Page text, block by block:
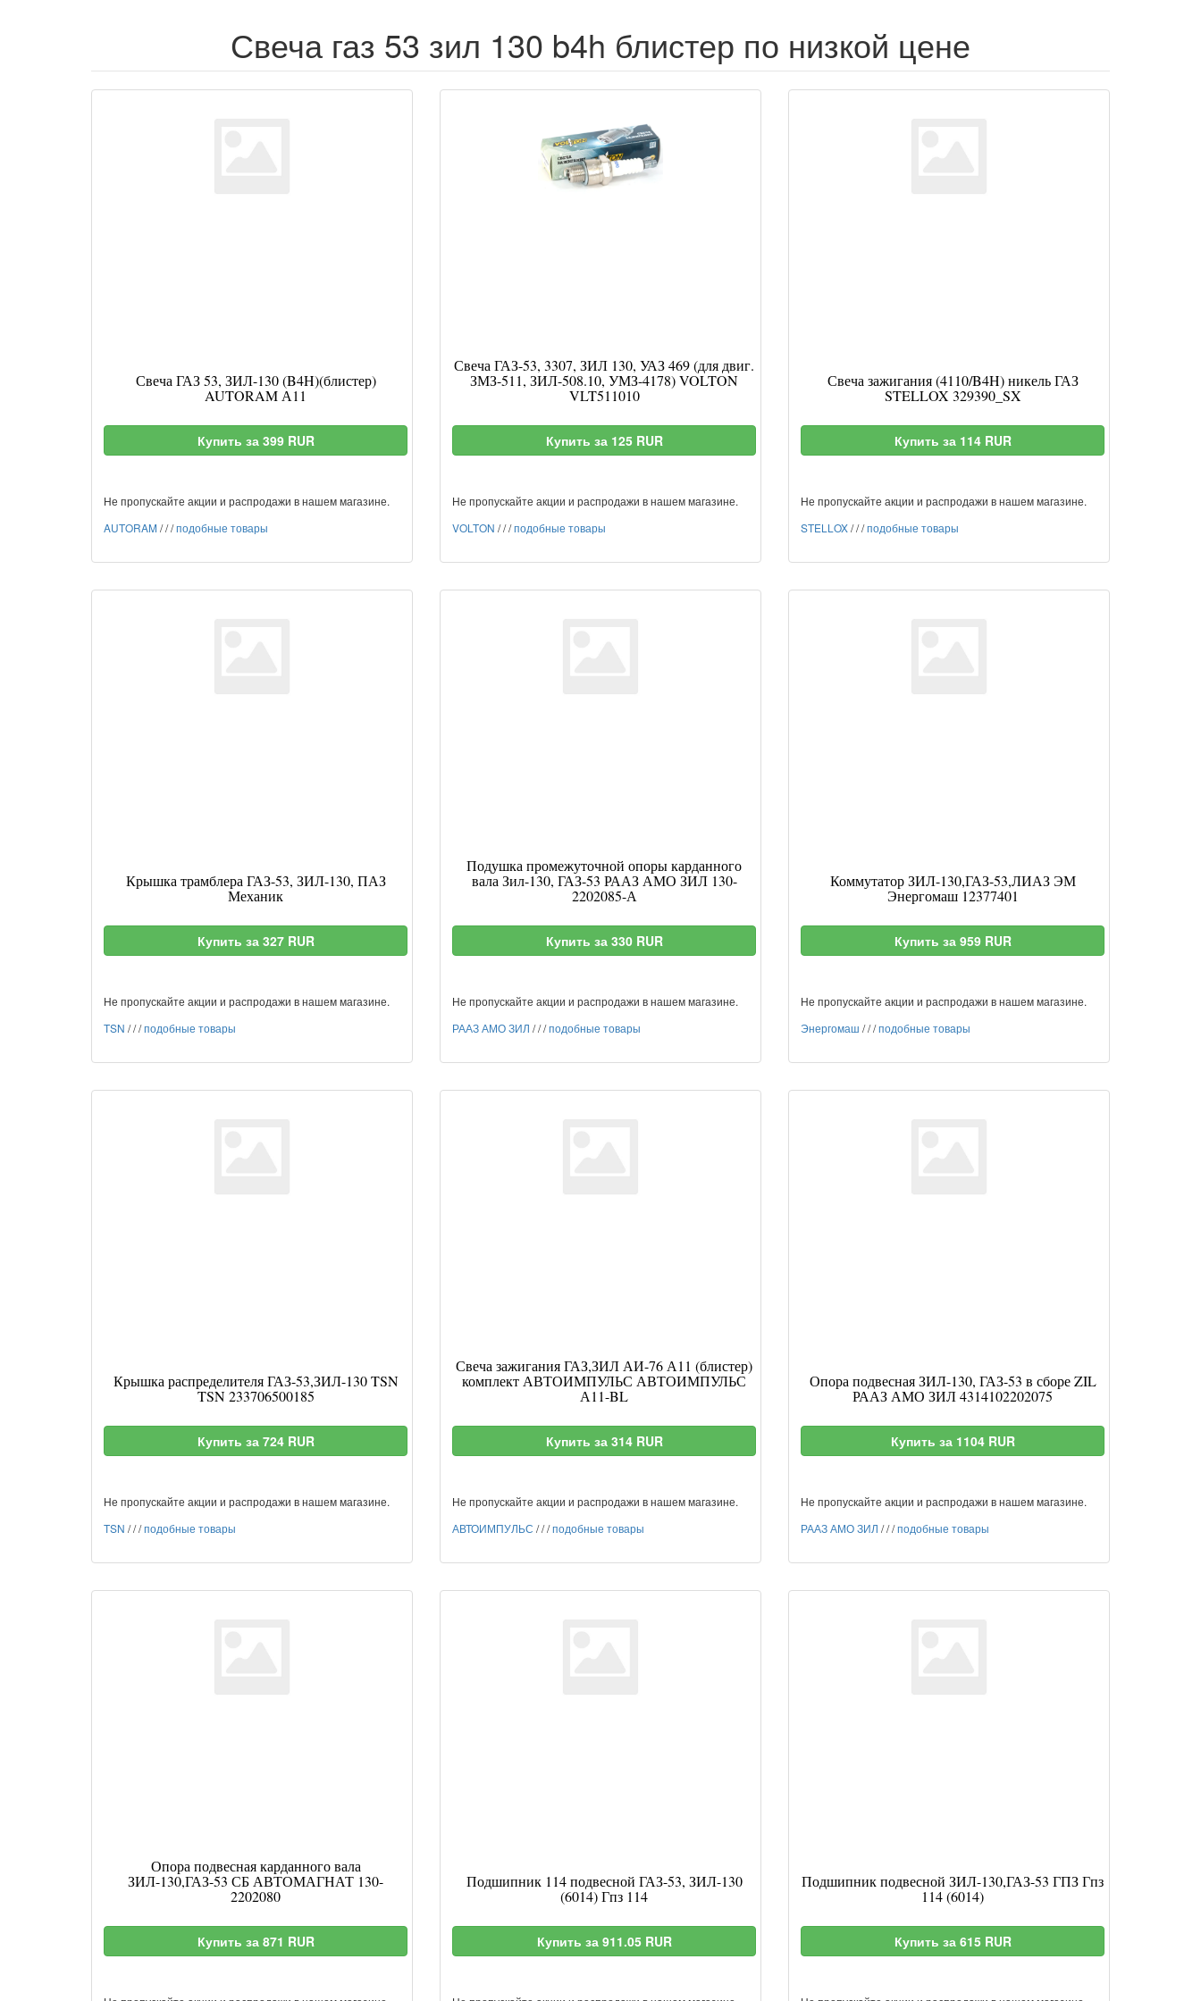
Свеча газ 53 зил 130 b4h блистер по низкой цене
Свеча ГАЗ 53, ЗИЛ-130 (B4H)(блистер)
AUTORAM А11
Купить за 399 RUR
Не пропускайте акции и распродажи в нашем магазине.
AUTORAM ///подобные товары
Свеча ГАЗ-53, 3307, ЗИЛ 130, УАЗ 469 (для двиг.
ЗМЗ-511, ЗИЛ-508.10, УМЗ-4178) VOLTON
VLT511010
Купить за 125 RUR
Не пропускайте акции и распродажи в нашем магазине.
VOLTON ///подобные товары
Свеча зажигания (4110/B4H) никель ГАЗ
STELLOX 329390_SX
Купить за 114 RUR
Не пропускайте акции и распродажи в нашем магазине.
STELLOX///подобные товары
Крышка трамблера ГАЗ-53, ЗИЛ-130, ПАЗ
Механик
Купить за 327 RUR
Не пропускайте акции и распродажи в нашем магазине.
TSN ///подобные товары
Подушка промежуточной опоры карданного
вала Зил-130, ГАЗ-53 РААЗ АМО ЗИЛ 130-
2202085-А
Купить за 330 RUR
Не пропускайте акции и распродажи в нашем магазине.
РААЗ АМО ЗИЛ ///подобные товары
Коммутатор ЗИЛ-130,ГАЗ-53,ЛИАЗ ЭМ
Энергомаш 12377401
Купить за 959 RUR
Не пропускайте акции и распродажи в нашем магазине.
Энергомаш ///подобные товары
Крышка распределителя ГАЗ-53,ЗИЛ-130 TSN
TSN 233706500185
Купить за 724 RUR
Не пропускайте акции и распродажи в нашем магазине.
TSN ///подобные товары
Свеча зажигания ГАЗ,ЗИЛ АИ-76 А11 (блистер)
комплект АВТОИМПУЛЬС АВТОИМПУЛЬС
А11-BL
Купить за 314 RUR
Не пропускайте акции и распродажи в нашем магазине.
АВТОИМПУЛЬС ///подобные товары
Опора подвесная ЗИЛ-130, ГАЗ-53 в сборе ZIL
РААЗ АМО ЗИЛ 4314102202075
Купить за 1104 RUR
Не пропускайте акции и распродажи в нашем магазине.
РААЗ АМО ЗИЛ ///подобные товары
Опора подвесная карданного вала
ЗИЛ-130,ГАЗ-53 СБ АВТОМАГНАТ 130-
2202080
Купить за 871 RUR
Подшипник 114 подвесной ГАЗ-53, ЗИЛ-130
(6014) Гпз 114
Купить за 911.05 RUR
Подшипник подвесной ЗИЛ-130,ГАЗ-53 ГПЗ Гпз
114 (6014)
Купить за 615 RUR